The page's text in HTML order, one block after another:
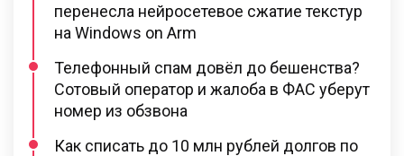
перенесла нейросетевое сжатие текстур
на Windows on Arm
Телефонный спам довёл до бешенства?
Сотовый оператор и жалоба в ФАС уберут
номер из обзвона
Как списать до 10 млн рублей долгов по